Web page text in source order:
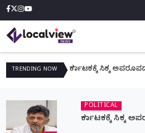
TRENDING NOW ಕರ್ನಾಟಕಕ್ಕೆ ಸಿಕ್ಕ
POLITICAL
ಕರ್ನಾಟಕಕ್ಕೆ ಸಿಕ್ಕ